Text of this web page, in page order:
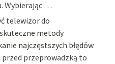
Wybierając …
telewizor do
metody
najczęstszych błędów
przeprowadzką to